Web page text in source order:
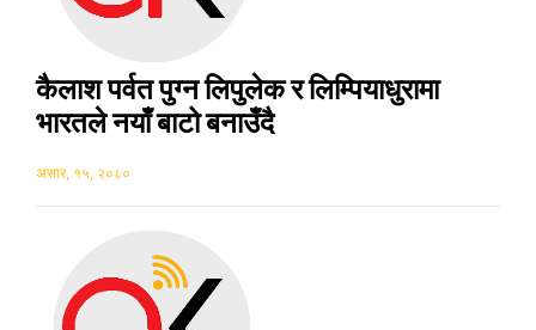
कैलाश पर्वत पुग्न लिपुलेक र लिम्पियाधुरामा
भारतले नयाँ बाटो बनाउँदै
असार, १५, २०८०